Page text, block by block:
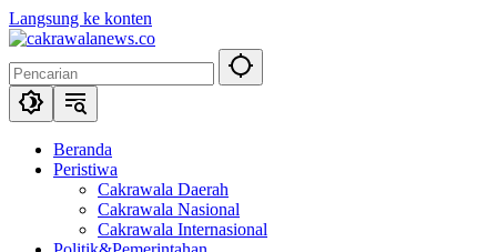
Langsung ke konten
Beranda
Peristiwa
Cakrawala Daerah
Cakrawala Nasional
Cakrawala Internasional